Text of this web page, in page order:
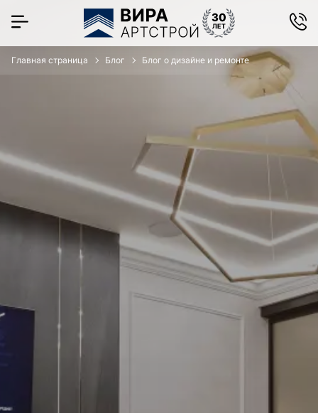
Главная страница Блог Блог о дизайне и ремонте